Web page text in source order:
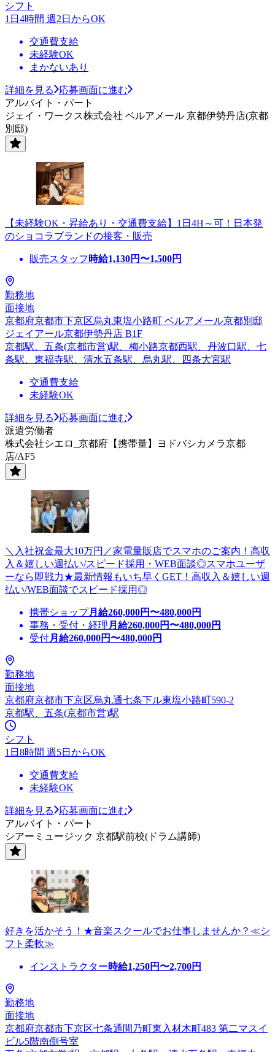
シフト
1日4時間 週2日からOK
交通費支給
未経験OK
まかないあり
詳細を見る
応募画面に進む
アルバイト・パート
ジェイ・ワークス株式会社 ベルアメール 京都伊勢丹店(京都
別邸)
【未経験OK・昇給あり・交通費支給】1日4H～可！日本発
のショコラブランドの接客・販売
販売スタッフ 時給1,130円〜1,500円
勤務地
面接地
京都府京都市下京区烏丸東塩小路町 ベルアメール京都別邸
ジェイアール京都伊勢丹店 B1F
京都駅、五条(京都市営)駅、梅小路京都西駅、丹波口駅、七
条駅、東福寺駅、清水五条駅、烏丸駅、四条大宮駅
交通費支給
未経験OK
詳細を見る
応募画面に進む
派遣労働者
株式会社シエロ_京都府【携帯量】ヨドバシカメラ京都
店/AF5
＼入社祝金最大10万円／家電量販店でスマホのご案内！高収
入＆嬉しい週払い/スピード採用・WEB面談◎スマホユーザ
ーなら即戦力★最新情報もいち早くGET！高収入＆嬉しい週
払い/WEB面談でスピード採用◎
携帯ショップ月給260,000円〜480,000円
事務・受付・経理 月給260,000円〜480,000円
受付月給260,000円〜480,000円
勤務地
面接地
京都府京都市下京区烏丸通七条下ル東塩小路町590-2
京都駅、五条(京都市営)駅
シフト
1日8時間 週5日からOK
交通費支給
未経験OK
詳細を見る
応募画面に進む
アルバイト・パート
シアーミュージック 京都駅前校(ドラム講師)
好きを活かそう！★音楽スクールでお仕事しませんか？≪シ
フト柔軟≫
インストラクター時給1,250円〜2,700円
勤務地
面接地
京都府京都市下京区七条通間乃町東入材木町483 第二マスイ
ビル5階南側号室